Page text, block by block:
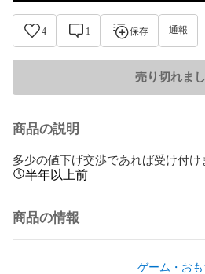
4 1 保存 通報
売り切れま
商品の説明
多少の値下げ交渉であれば受け付け
半年以上前
商品の情報
ゲーム・お